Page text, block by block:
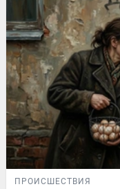
ПРОИСШЕСТВИЯ